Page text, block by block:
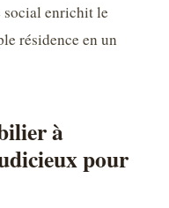
social enrichit le
résidence en un
à
pour